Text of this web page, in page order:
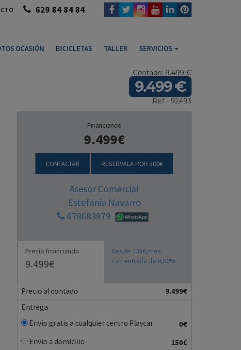
629 84 84 84
OCASIÓN BICICLETAS TALLER SERVICIOS
Contado: 9.499 €
9.499 €
Ref - 92493
Financiando
9.499€
CONTACTAR RESERVALA POR 500€
Asesor Comercial
Estefania Navarro
678683979
Precio financiando
9.499€
Desde 138€/mes
con entrada de 0,00%
Precio al contado
9.499€
Entrega
Envio gratis a cualquier centro Playcar
0€
Envio a domicilio
150€